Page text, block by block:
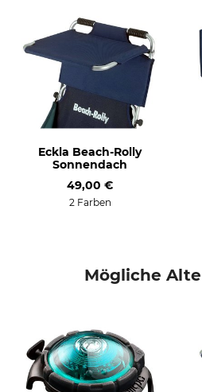
Eckla Beach-Rolly
Sonnendach
49,00 €
2 Farben
Mögliche